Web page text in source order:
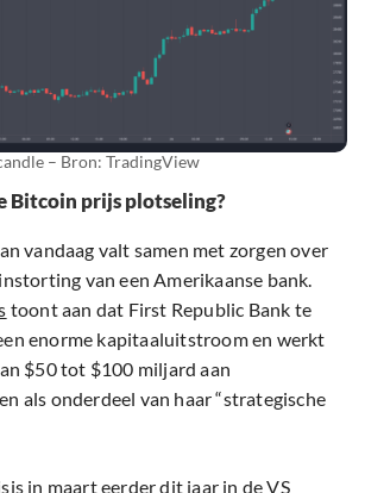
– Bron: TradingView
Bitcoin prijs plotseling?
vandaag valt samen met zorgen over
van een Amerikaanse bank.
toont aan dat First Republic Bank te
enorme kapitaaluitstroom en werkt
$50 tot $100 miljard aan
als onderdeel van haar “strategische
in maart eerder dit jaar in de VS